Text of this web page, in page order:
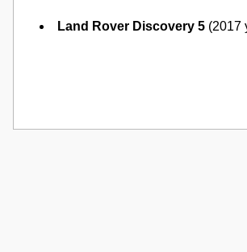
Land Rover Discovery 5 (2017
Görüş ve önerileriniz için teşekkür ederiz.